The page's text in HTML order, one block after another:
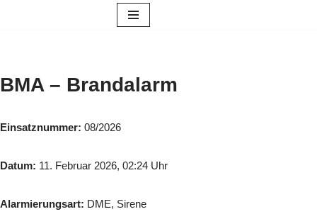
BMA – Brandalarm
Einsatznummer: 08/2026
Datum: 11. Februar 2026, 02:24 Uhr
Alarmierungsart: DME, Sirene